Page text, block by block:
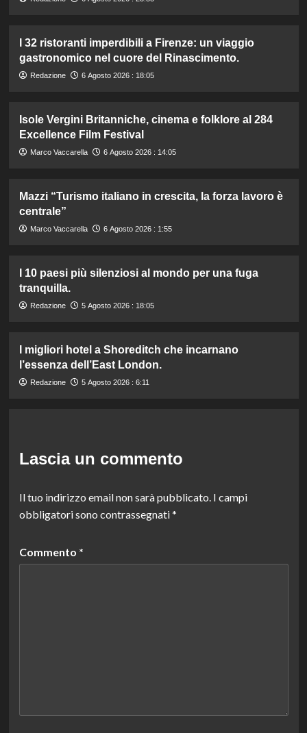
I 32 ristoranti imperdibili a Firenze: un viaggio
gastronomico nel cuore del Rinascimento.
Redazione 6 Agosto 2026 : 18:05
Isole Vergini Britanniche, cinema e folklore al 284
Excellence Film Festival
Marco Vaccarella 6 Agosto 2026 : 14:05
Mazzi “Turismo italiano in crescita, la forza lavoro è
centrale”
Marco Vaccarella 6 Agosto 2026 : 1:55
I 10 paesi più silenziosi al mondo per una fuga
tranquilla.
Redazione 5 Agosto 2026 : 18:05
I migliori hotel a Shoreditch che incarnano
l’essenza dell’East London.
Redazione 5 Agosto 2026 : 6:11
Lascia un commento
Il tuo indirizzo email non sarà pubblicato. I campi
obbligatori sono contrassegnati*
Commento *